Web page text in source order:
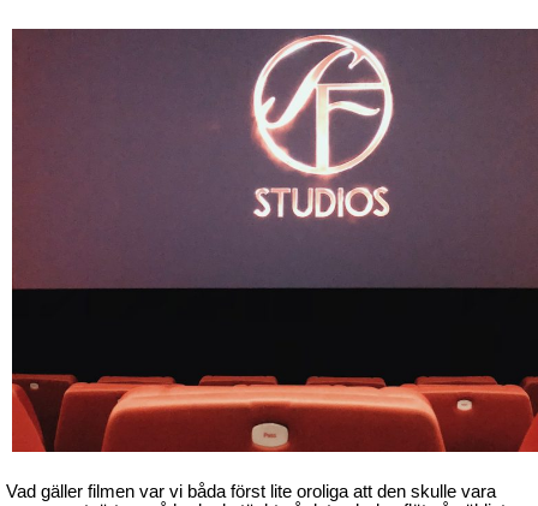
Vad gäller filmen var vi båda först lite oroliga att den skulle vara